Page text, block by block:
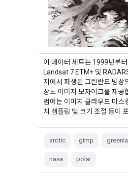
이 데이터 세트는 1999년부
Landsat 7 ETM+ 및
지에서 파생된 그린란드 빙상
상도 이미지 모자이크를 제공
법에는 이미지 클라우드 마스
지 샘플링 및 크기 조절 등이
arctic gimp
nasa polar